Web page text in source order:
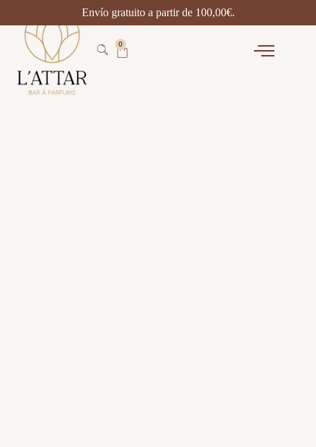
0
Envío gratuito a partir de 100,00€.